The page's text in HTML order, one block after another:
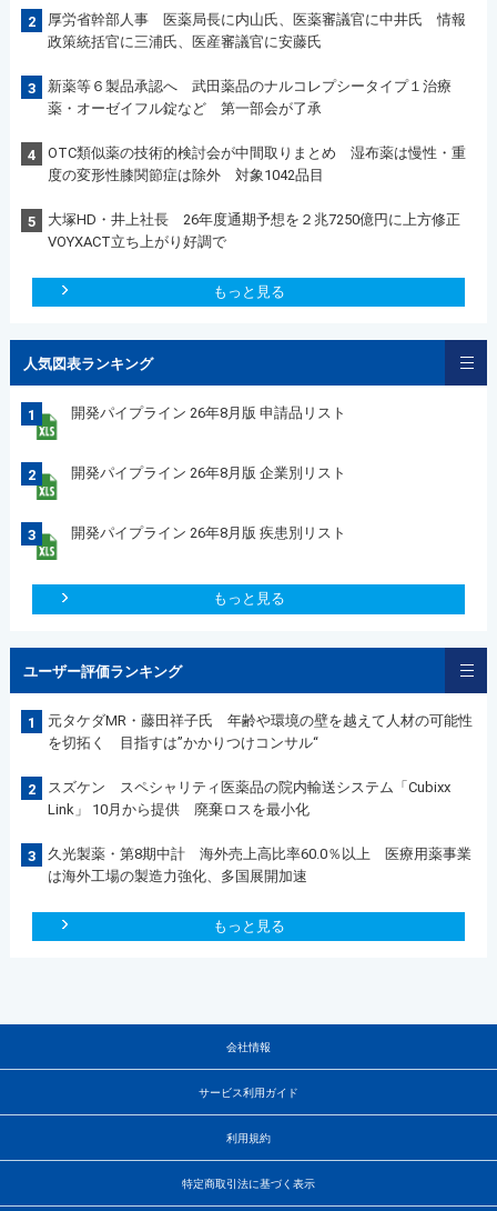
2
厚労省幹部人事 医薬局長に内山氏、医薬審議官に中井氏 情報
政策統括官に三浦氏、医産審議官に安藤氏
3
新薬等６製品承認へ 武田薬品のナルコレプシータイプ１治療
薬・オーゼイフル錠など 第一部会が了承
4
OTC類似薬の技術的検討会が中間取りまとめ 湿布薬は慢性・重
度の変形性膝関節症は除外 対象1042品目
5
大塚HD・井上社長 26年度通期予想を２兆7250億円に上方修正
VOYXACT立ち上がり好調で
もっと見る
人気図表ランキング
1 開発パイプライン 26年8月版 申請品リスト
2 開発パイプライン 26年8月版 企業別リスト
3 開発パイプライン 26年8月版 疾患別リスト
もっと見る
ユーザー評価ランキング
1
元タケダMR・藤田祥子氏 年齢や環境の壁を越えて人材の可能性
を切拓く 目指すは”かかりつけコンサル“
2
スズケン スペシャリティ医薬品の院内輸送システム「Cubixx
Link」 10月から提供 廃棄ロスを最小化
3
久光製薬・第8期中計 海外売上高比率60.0％以上 医療用薬事業
は海外工場の製造力強化、多国展開加速
もっと見る
会社情報
サービス利用ガイド
利用規約
特定商取引法に基づく表示